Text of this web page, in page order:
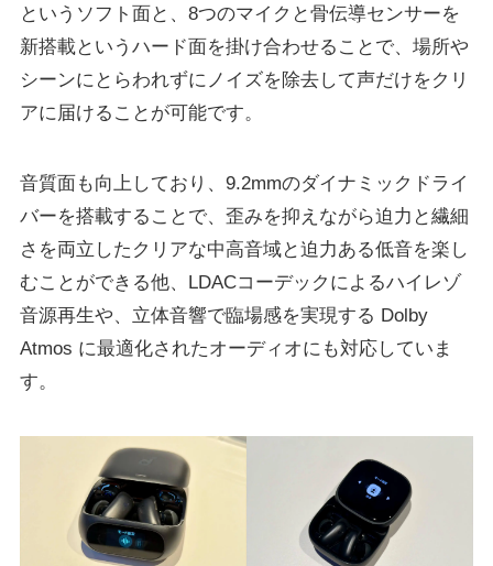
というソフト⾯と、8つのマイクと⾻伝導センサーを
新搭載というハード⾯を掛け合わせることで、場所や
シーンにとらわれずにノイズを除去して声だけをクリ
アに届けることが可能です。
音質面も向上しており、9.2mmのダイナミックドライ
バーを搭載することで、歪みを抑えながら迫⼒と繊細
さを両⽴したクリアな中⾼⾳域と迫⼒ある低⾳を楽し
むことができる他、LDACコーデックによるハイレゾ
⾳源再⽣や、⽴体⾳響で臨場感を実現する Dolby
Atmos に最適化されたオーディオにも対応していま
す。